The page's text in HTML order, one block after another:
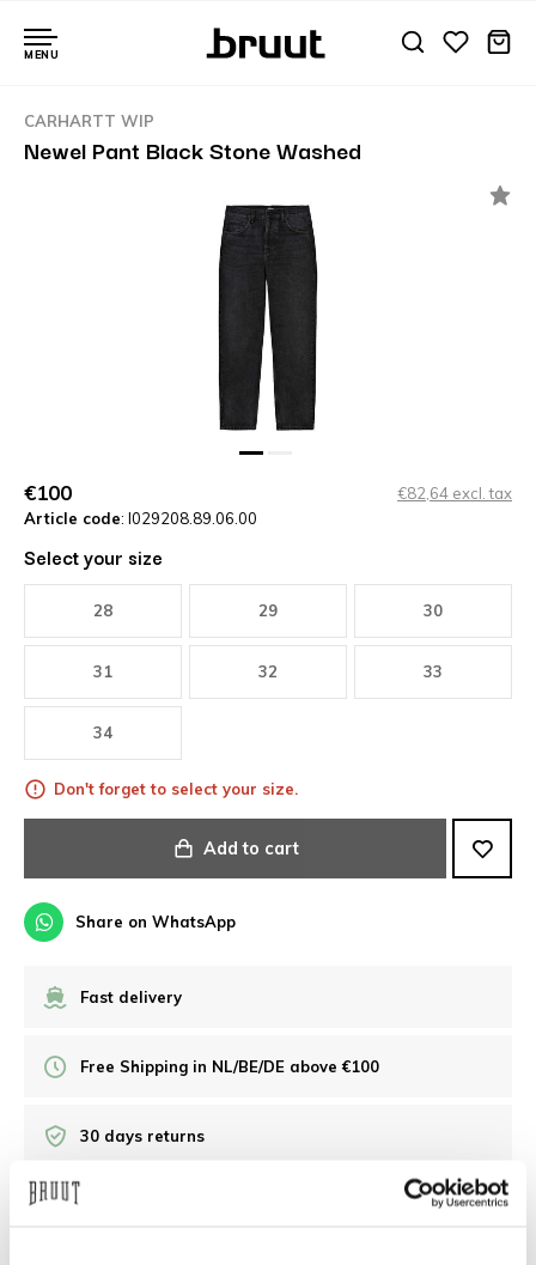
MENU
CARHARTT WIP
Newel Pant Black Stone Washed
€100
€82,64 excl. tax
Article code: I029208.89.06.00
Select your size
28 29 30
31 32 33
34
Don't forget to select your size.
Add to cart
Share on WhatsApp
Fast delivery
Free Shipping in NL/BE/DE above €100
30 days returns